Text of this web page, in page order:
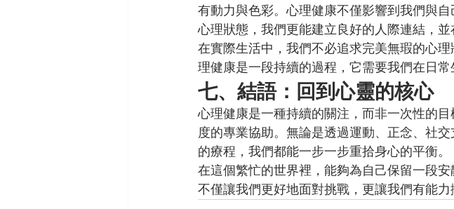
有動力與色彩。心理健康不僅影響到我們與
心理狀態，我們更能建立良好的人際連結，並
在實際生活中，我們不必追求完美無瑕的心
理健康是一段持續的過程，它需要我們在日常
七、結語：回到心靈的核心
心理健康是一種持續的關注，而非一次性的
度的專業協助。無論是透過運動、正念、社
的療程，我們都能一步一步重拾身心的平衡。
在這個繁忙的世界裡，能夠為自己保留一段
不僅讓我們更好地面對挑戰，更讓我們有能力